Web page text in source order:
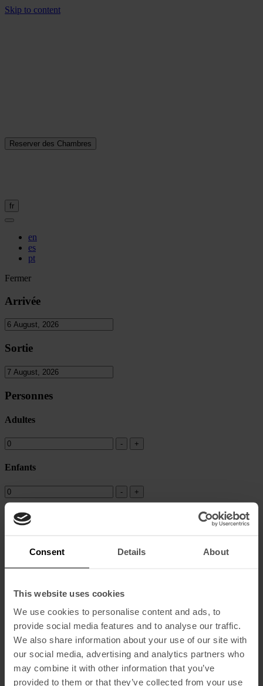
Consent Details About
This website uses cookies
We use cookies to personalise content and ads, to
provide social media features and to analyse our traffic.
We also share information about your use of our site with
our social media, advertising and analytics partners who
may combine it with other information that you’ve
provided to them or that they’ve collected from your use
Skip to content
Reserver des Chambres
fr
en
es
pt
Fermer
Arrivée
Sortie
Personnes
Adultes
Enfants
Code promotionel
remise de 10%
Dormir
Suite Vintage Castle
Suite Vintage D’Angle
Vintage Supérieure
Repas et Boissons
Blue Bistrot